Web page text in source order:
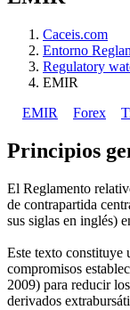
Caceis.com
Entorno
Regulatory
EMIR
EMIR
Forex
Principios
El Reglamento
de contrapartida
sus siglas en inglés)
Este texto constituye
compromisos
2009) para reducir
derivados